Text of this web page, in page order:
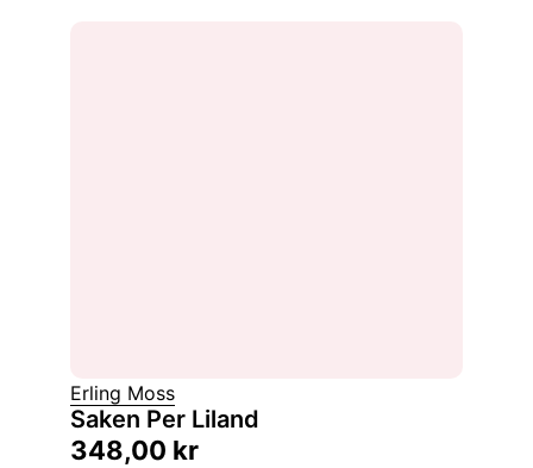
Erling Moss
Saken Per Liland
348,00 kr